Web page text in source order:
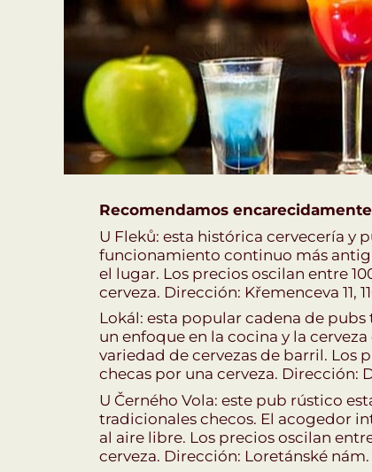
Recomendamos
U Fleků: esta histórica cervecería y
funcionamiento continuo más
el lugar. Los precios oscilan entre
cerveza. Dirección: Křemenceva 11,
Lokál: esta popular cadena de
un enfoque en la cocina y la
variedad de cervezas de barril. Los
checas por una cerveza. Dirección:
U Černého Vola: este pub rústico
tradicionales checos. El acogedor
al aire libre. Los precios oscilan
cerveza. Dirección: Loretánské nám.